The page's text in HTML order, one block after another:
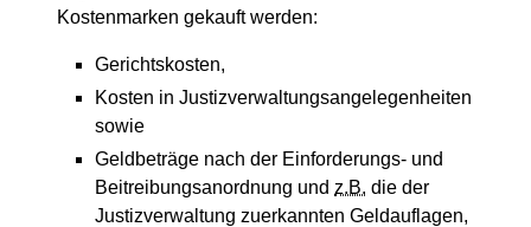
Kostenmarken gekauft werden:
Gerichtskosten,
Kosten in Justizverwaltungsangelegenheiten
sowie
Geldbeträge nach der Einforderungs- und
Beitreibungsanordnung und z.B. die der
Justizverwaltung zuerkannten Geldauflagen,